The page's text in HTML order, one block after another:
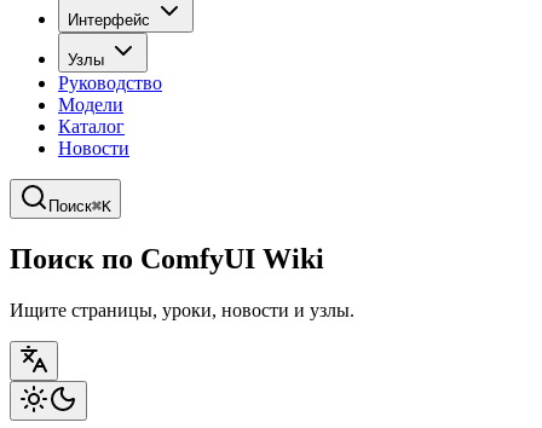
Интерфейс
Узлы
Руководство
Модели
Каталог
Новости
Поиск⌘K
Поиск по ComfyUI Wiki
Ищите страницы, уроки, новости и узлы.